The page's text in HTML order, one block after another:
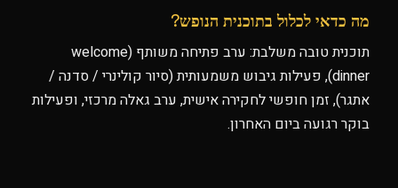
מה כדאי לכלול בתוכנית הנופש?
תוכנית טובה משלבת: ערב פתיחה משותף (welcome
dinner), פעילות גיבוש משמעותית (סיור קולינרי / סדנה /
אתגר), זמן חופשי לחקירה אישית, ערב גאלה מרכזי, ופעילות
בוקר רגועה ביום האחרון.